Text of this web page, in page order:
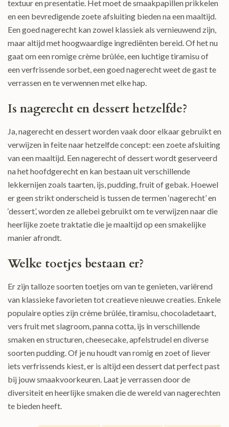
textuur en presentatie. Het moet de smaakpapillen prikkelen
en een bevredigende zoete afsluiting bieden na een maaltijd.
Een goed nagerecht kan zowel klassiek als vernieuwend zijn,
maar altijd met hoogwaardige ingrediënten bereid. Of het nu
gaat om een romige crème brûlée, een luchtige tiramisu of
een verfrissende sorbet, een goed nagerecht weet de gast te
verrassen en te verwennen met elke hap.
Is nagerecht en dessert hetzelfde?
Ja, nagerecht en dessert worden vaak door elkaar gebruikt en
verwijzen in feite naar hetzelfde concept: een zoete afsluiting
van een maaltijd. Een nagerecht of dessert wordt geserveerd
na het hoofdgerecht en kan bestaan uit verschillende
lekkernijen zoals taarten, ijs, pudding, fruit of gebak. Hoewel
er geen strikt onderscheid is tussen de termen ‘nagerecht’ en
‘dessert’, worden ze allebei gebruikt om te verwijzen naar die
heerlijke zoete traktatie die je maaltijd op een smakelijke
manier afrondt.
Welke toetjes bestaan er?
Er zijn talloze soorten toetjes om van te genieten, variërend
van klassieke favorieten tot creatieve nieuwe creaties. Enkele
populaire opties zijn crème brûlée, tiramisu, chocoladetaart,
vers fruit met slagroom, panna cotta, ijs in verschillende
smaken en structuren, cheesecake, apfelstrudel en diverse
soorten pudding. Of je nu houdt van romig en zoet of liever
iets verfrissends kiest, er is altijd een dessert dat perfect past
bij jouw smaakvoorkeuren. Laat je verrassen door de
diversiteit en heerlijke smaken die de wereld van nagerechten
te bieden heeft.